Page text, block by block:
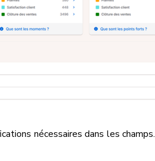
nécessaires dans les champs.